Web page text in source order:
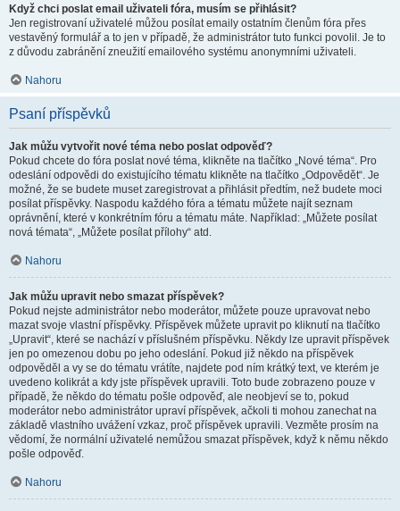
Když chci poslat email uživateli fóra, musím se přihlásit?
Jen registrovaní uživatelé můžou posílat emaily ostatním členům fóra přes
vestavěný formulář a to jen v případě, že administrátor tuto funkci povolil. Je to
z důvodu zabránění zneužití emailového systému anonymními uživateli.
Nahoru
Psaní příspěvků
Jak můžu vytvořit nové téma nebo poslat odpověď?
Pokud chcete do fóra poslat nové téma, klikněte na tlačítko „Nové téma“. Pro
odeslání odpovědi do existujícího tématu klikněte na tlačítko „Odpovědět“. Je
možné, že se budete muset zaregistrovat a přihlásit předtím, než budete moci
posílat příspěvky. Naspodu každého fóra a tématu můžete najít seznam
oprávnění, které v konkrétním fóru a tématu máte. Například: „Můžete posílat
nová témata“, „Můžete posílat přílohy“ atd.
Nahoru
Jak můžu upravit nebo smazat příspěvek?
Pokud nejste administrátor nebo moderátor, můžete pouze upravovat nebo
mazat svoje vlastní příspěvky. Příspěvek můžete upravit po kliknutí na tlačítko
„Upravit“, které se nachází v příslušném příspěvku. Někdy lze upravit příspěvek
jen po omezenou dobu po jeho odeslání. Pokud již někdo na příspěvek
odpověděl a vy se do tématu vrátíte, najdete pod ním krátký text, ve kterém je
uvedeno kolikrát a kdy jste příspěvek upravili. Toto bude zobrazeno pouze v
případě, že někdo do tématu pošle odpověď, ale neobjeví se to, pokud
moderátor nebo administrátor upraví příspěvek, ačkoli ti mohou zanechat na
základě vlastního uvážení vzkaz, proč příspěvek upravili. Vezměte prosím na
vědomí, že normální uživatelé nemůžou smazat příspěvek, když k němu někdo
pošle odpověď.
Nahoru